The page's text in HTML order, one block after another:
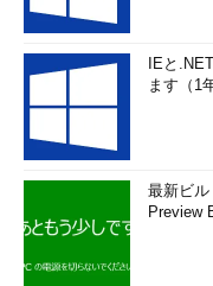
IEと
ます（1
最新ビル
Preview